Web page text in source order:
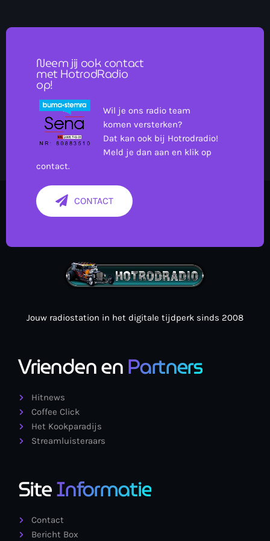
12:00 - 18:00
Onze Non-Stop draait 24/7 op de uren als er geen Live-Dj
is. Ook kun je tijdens de Non-Stop verzoekjes
aanvragen. Klik in het menu op Verzoekjes.
Nieuws
Neem jij ook contact
met HotrodRadio
op!
Wil je ons radio team
komen versterken?
Dat kan ook bij Hotrodradio!
Meld je dan aan en klik op
contact.
CONTACT
Jouw radiostation in het digitale tijdperk sinds 2008
Vrienden enPartners
Hitnews
Coffee Click
Het Kookparadijs
Streamluisteraars
SiteInformatie
Contact
Bericht Box